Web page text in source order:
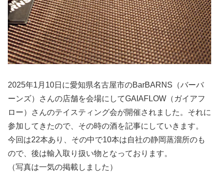
2025年1月10日に愛知県名古屋市のBarBARNS（バーバ
ーンズ）さんの店舗を会場にしてGAIAFLOW（ガイアフ
ロー）さんのテイスティング会が開催されました。それに
参加してきたので、その時の酒を記事にしていきます。
今回は22本あり、その中で10本は自社の静岡蒸溜所のも
ので、後は輸入取り扱い物となっております。
（写真は一気の掲載しました）